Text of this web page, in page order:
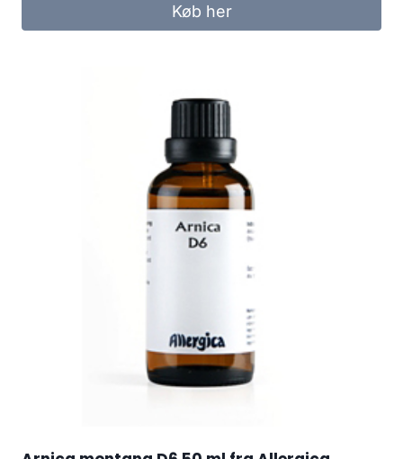
Køb her